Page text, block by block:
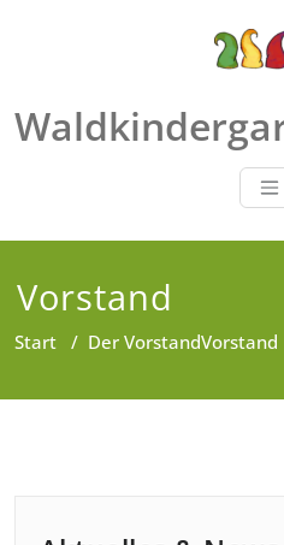
Vorstand
Start / Der VorstandVorstand